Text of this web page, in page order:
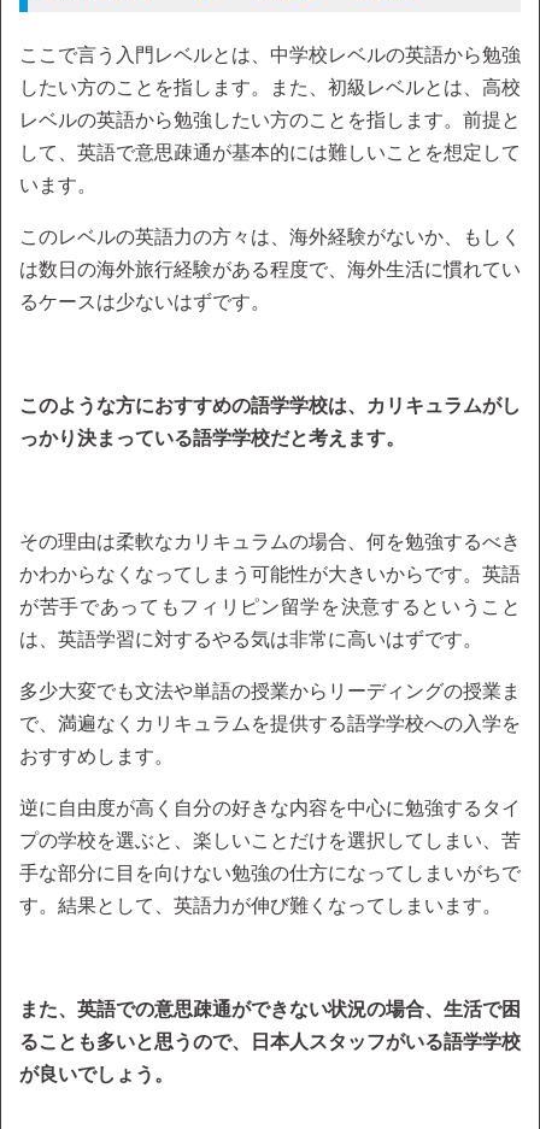
ここで言う入門レベルとは、中学校レベルの英語から勉強
したい方のことを指します。また、初級レベルとは、高校
レベルの英語から勉強したい方のことを指します。前提と
して、英語で意思疎通が基本的には難しいことを想定して
います。
このレベルの英語力の方々は、海外経験がないか、もしく
は数日の海外旅行経験がある程度で、海外生活に慣れてい
るケースは少ないはずです。
このような方におすすめの語学学校は、カリキュラムがし
っかり決まっている語学学校だと考えます。
その理由は柔軟なカリキュラムの場合、何を勉強するべき
かわからなくなってしまう可能性が大きいからです。英語
が苦手であってもフィリピン留学を決意するということ
は、英語学習に対するやる気は非常に高いはずです。
多少大変でも文法や単語の授業からリーディングの授業ま
で、満遍なくカリキュラムを提供する語学学校への入学を
おすすめします。
逆に自由度が高く自分の好きな内容を中心に勉強するタイ
プの学校を選ぶと、楽しいことだけを選択してしまい、苦
手な部分に目を向けない勉強の仕方になってしまいがちで
す。結果として、英語力が伸び難くなってしまいます。
また、英語での意思疎通ができない状況の場合、生活で困
ることも多いと思うので、日本人スタッフがいる語学学校
が良いでしょう。